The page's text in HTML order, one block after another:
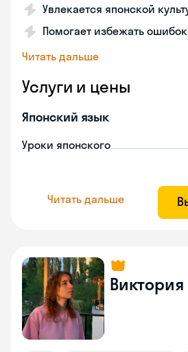
Увлекается японской
Помогает избежать
Читать дальше
Услуги и цены
Японский язык
Уроки японского
Читать дальше
Виктория